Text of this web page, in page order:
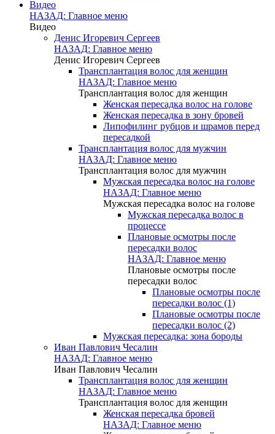
Видео
НАЗАД: Главное меню
Видео
Денис Игоревич Сергеев
НАЗАД: Главное меню
Денис Игоревич Сергеев
Трансплантация волос для женщин
НАЗАД: Главное меню
Трансплантация волос для женщин
Женская пересадка волос на голове
Женская пересадка в зону бровей
Липофилинг рубцов и шрамов перед
пересадкой
Трансплантация волос для мужчин
НАЗАД: Главное меню
Трансплантация волос для мужчин
Мужская пересадка волос на голове
НАЗАД: Главное меню
Мужская пересадка волос на голове
Мужская пересадка волос в
процессе
Плановые осмотры после
пересадки волос
НАЗАД: Главное меню
Плановые осмотры после
пересадки волос
Плановые осмотры после
пересадки волос (1)
Плановые осмотры после
пересадки волос (2)
Мужская пересадка: зона бороды
Иван Павлович Чесалин
НАЗАД: Главное меню
Иван Павлович Чесалин
Трансплантация волос для женщин
НАЗАД: Главное меню
Трансплантация волос для женщин
Женская пересадка бровей
НАЗАД: Главное меню